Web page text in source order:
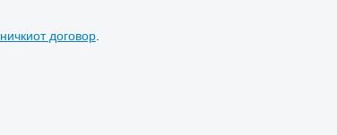
договор.